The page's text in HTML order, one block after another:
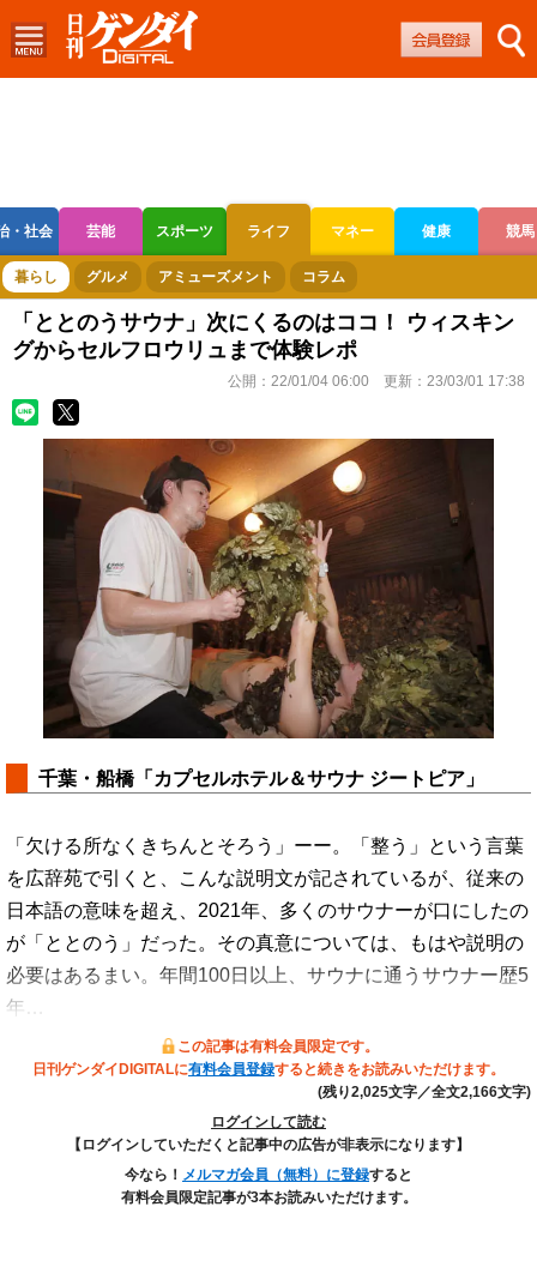
・社会 芸能 スポーツ ライフ マネー 健康 競馬
ボートレース 競輪 オートレース
暮らし グルメ アミューズメント コラム
「ととのうサウナ」次にくるのはココ！ ウィスキン
グからセルフロウリュまで体験レポ
公開： 22/01/04 06:00 更新： 23/03/01 17:38
千葉・船橋「カプセルホテル＆サウナ ジートピア」
「欠ける所なくきちんとそろう」ーー。「整う」という言葉
を広辞苑で引くと、こんな説明文が記されているが、従来の
日本語の意味を超え、2021年、多くのサウナーが口にしたの
が「ととのう」だった。その真意については、もはや説明の
必要はあるまい。年間100日以上、サウナに通うサウナー歴5
年…
この記事は有料会員限定です。
日刊ゲンダイDIGITALに有料会員登録すると続きをお読みいただけます。
(残り2,025文字／全文2,166文字)
ログインして読む
【ログインしていただくと記事中の広告が非表示になります】
今なら！ メルマガ会員（無料）に登録すると
有料会員限定記事が3本お読みいただけます。